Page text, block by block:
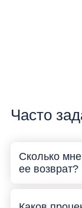
Часто
Сколько
ее возврат?